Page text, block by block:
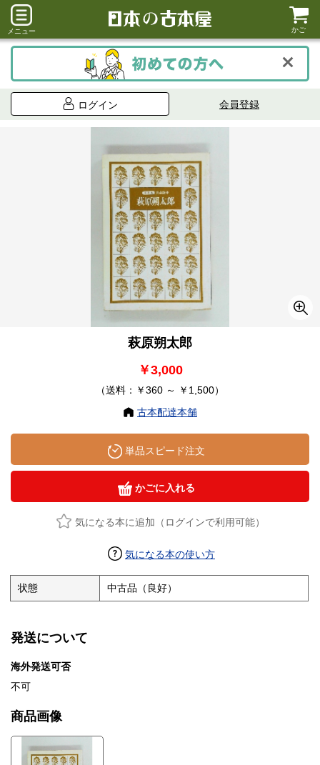
メニュー かご
ログイン 会員登録
萩原朔太郎
￥3,000
（送料：￥360 ～ ￥1,500）
古本配達本舗
単品スピード注文
かごに入れる
気になる本に追加（ログインで利用可能）
気になる本の使い方
状態 中古品（良好）
発送について
海外発送可否
不可
商品画像